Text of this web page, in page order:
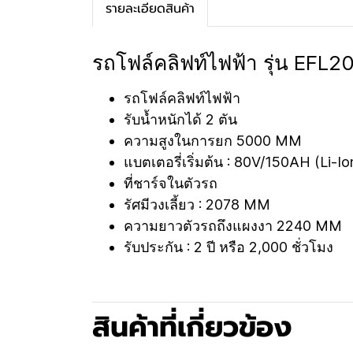
รายละเอียดสินค้า
รถโฟล์คลิฟท์ไฟฟ้า รุ่น
รถโฟล์คลิฟท์ไฟฟ้า
รับน้ำหนักได้ 2 ตัน
ความสูงในการยก 5000 MM
แบตเตอรี่เริ่มต้น : 80V/150AH (Li-
ที่ชาร์จในตัวรถ
รัศมีวงเลี้ยว : 2078 MM
ความยาวตัวรถถึงแผงงา 2240 MM
รับประกัน : 2 ปี หรือ 2,000 ชั่วโมง
สินค้าที่เกี่ยวข้อง